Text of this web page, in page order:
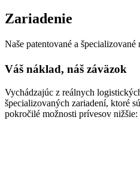
Zariadenie
Naše patentované a
Váš náklad, náš záväzok
Vychádzajúc z reálnych
špecializovaných zariadení, ktoré
pokročilé možnosti prívesov nižšie: